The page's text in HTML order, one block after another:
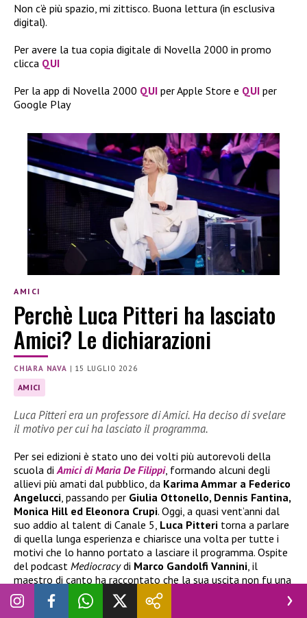
Non c’è più spazio, mi zittisco. Buona lettura (in esclusiva
digital).
Per avere la tua copia digitale di Novella 2000 in promo
clicca QUI
Per la app di Novella 2000 QUI per Apple Store e QUI per
Google Play
AMICI
Perchè Luca Pitteri ha lasciato
Amici? Le dichiarazioni
CHIARA NAVA | 15 LUGLIO 2026
AMICI
Luca Pitteri era un professore di Amici. Ha deciso di svelare
il motivo per cui ha lasciato il programma.
Per sei edizioni è stato uno dei volti più autorevoli della
scuola diAmici di Maria De Filippi, formando alcuni degli
allievi più amati dal pubblico, da Karima Ammar a Federico
Angelucci, passando per Giulia Ottonello, Dennis Fantina,
Monica Hill ed Eleonora Crupi. Oggi, a quasi vent’anni dal
suo addio al talent di Canale 5, Luca Pitteri torna a parlare
di quella lunga esperienza e chiarisce una volta per tutte i
motivi che lo hanno portato a lasciare il programma. Ospite
del podcast Mediocracydi Marco Gandolfi Vannini, il
maestro di canto ha raccontato che la sua uscita non fu una
decisione imposta dalla produzione, ma una scelta maturata
dopo aver percepito un cambiamento nella direzione del